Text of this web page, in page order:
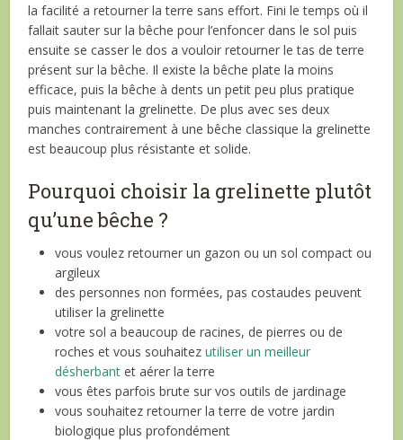
la facilité a retourner la terre sans effort. Fini le temps où il
fallait sauter sur la bêche pour l’enfoncer dans le sol puis
ensuite se casser le dos a vouloir retourner le tas de terre
présent sur la bêche. Il existe la bêche plate la moins
efficace, puis la bêche à dents un petit peu plus pratique
puis maintenant la grelinette. De plus avec ses deux
manches contrairement à une bêche classique la grelinette
est beaucoup plus résistante et solide.
Pourquoi choisir la grelinette plutôt
qu’une bêche ?
vous voulez retourner un gazon ou un sol compact ou
argileux
des personnes non formées, pas costaudes peuvent
utiliser la grelinette
votre sol a beaucoup de racines, de pierres ou de
roches et vous souhaitezutiliser un meilleur
désherbant et aérer la terre
vous êtes parfois brute sur vos outils de jardinage
vous souhaitez retourner la terre de votre jardin
biologique plus profondément